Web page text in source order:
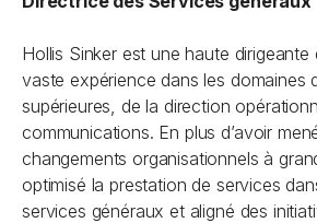
Hollis Sinker est une haute
vaste expérience dans les domaines
supérieures, de la direction
communications. En plus d’avoir
changements organisationnels à
optimisé la prestation de services
services généraux et aligné des